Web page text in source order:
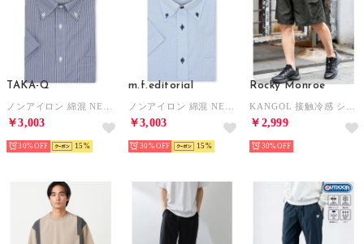
TAKA-Q
ノンアイロン 綿混 NEWスタンダードフィット ボタンダウン 半袖 ビジネス ドレス ワイシャツ メンズ （紺）
￥3,003
30% 15
m.f.editorial
ノンアイロン 綿混 NEWスタンダードフィット ボタンダウン 半袖 ビジネス ドレス ワイシャツ メンズ （サックス）
￥3,003
30% 15
Rocky Monroe
KANGOL 接触冷感 ショートパンツ メンズ 膝丈 水陸両用 ハーフパンツ ロゴ刺繍 レオパード ヒョウ柄 迷彩 紫外線対策 UVカット 14237 （レオパードブラック）
￥2,999
30%